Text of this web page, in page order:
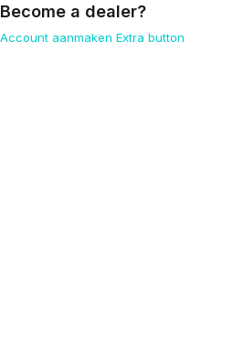
Become a dealer?
Account aanmaken Extra button